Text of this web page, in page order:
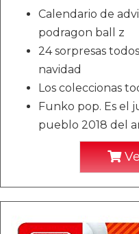
Calendario de
podragon ball z
24 sorpresas
navidad
Los coleccionas
Funko pop. Es el
pueblo 2018 del